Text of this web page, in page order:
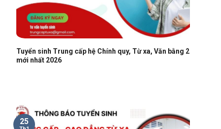
Tuyển sinh Trung cấp hệ Chính quy, Từ xa, Văn bằng 2
mới nhất 2026
25